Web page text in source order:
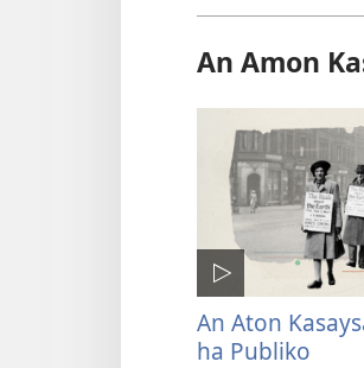
An Amon
An Aton
ha Publiko